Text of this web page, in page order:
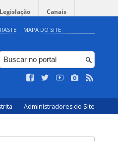
Legislação Canais
MAPA DO SITE
Administradores do Site